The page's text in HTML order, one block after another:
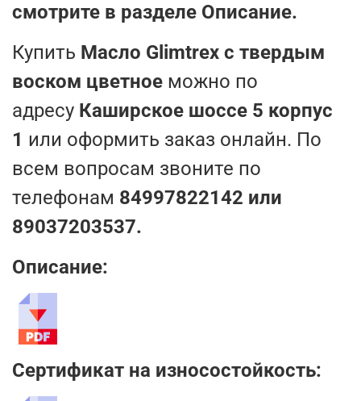
смотрите в разделе Описание.
Купить Масло Glimtrex с твердым
воском цветное можно по
адресу Каширское шоссе 5 корпус
1 или оформить заказ онлайн. По
всем вопросам звоните по
телефонам 84997822142 или
89037203537.
Описание:
Сертификат на износостойкость: